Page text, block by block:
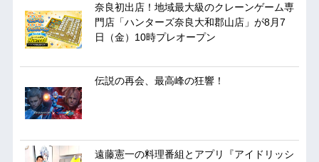
奈良初出店！地域最大級のクレーンゲーム専
門店「ハンターズ奈良大和郡山店」が8月7
日（金）10時プレオープン
伝説の再会、最高峰の狂響！
遠藤憲一の料理番組とアプリ『アイドリッシ